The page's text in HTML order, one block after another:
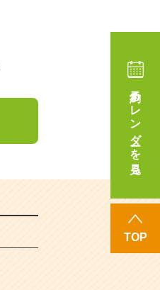
予約カレンダーを見る
TOP